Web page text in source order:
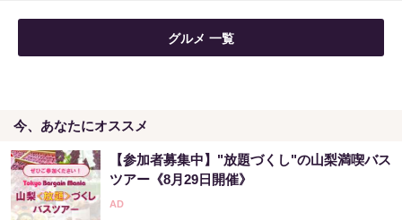
グルメ 一覧
今、あなたにオススメ
【参加者募集中】"放題づくし"の山梨満喫バス
ツアー《8月29日開催》